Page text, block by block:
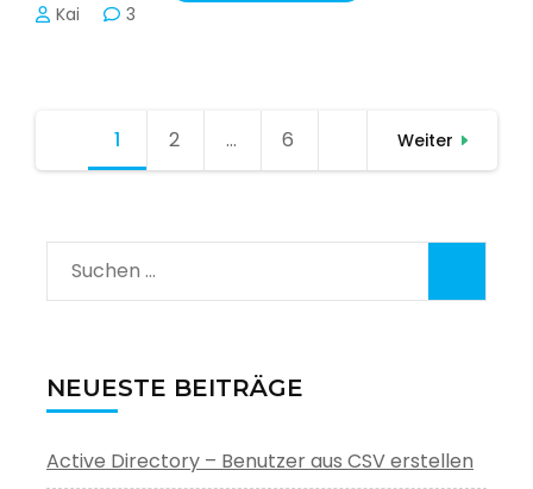
Kai 3
Seitennummerierung
1 Seite
2 … Seite
6 Weiter
Suchen
nach:
NEUESTE BEITRÄGE
Active Directory – Benutzer aus CSV erstellen